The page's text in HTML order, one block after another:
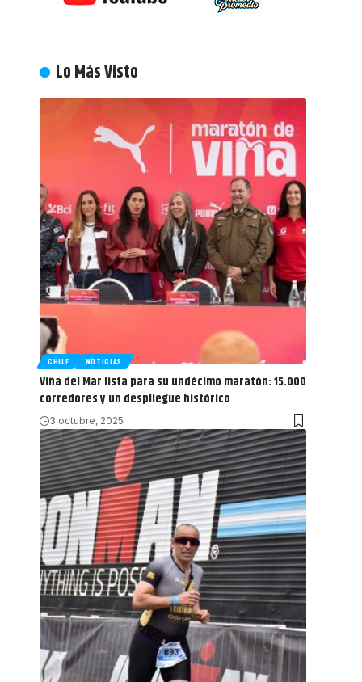
Lo Más Visto
CHILE NOTICIAS
Viña del Mar lista para su undécimo maratón: 15.000
corredores y un despliegue histórico
3 octubre, 2025